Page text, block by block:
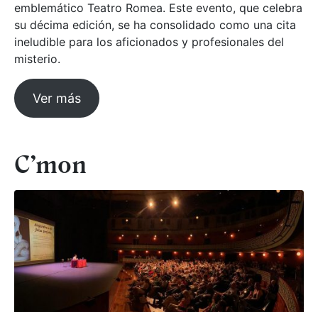
emblemático Teatro Romea. Este evento, que celebra
su décima edición, se ha consolidado como una cita
ineludible para los aficionados y profesionales del
misterio.
Ver más
C’mon